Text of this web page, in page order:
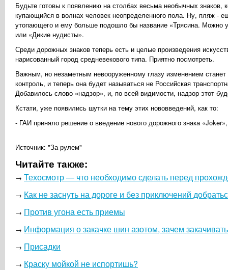
Будьте готовы к появлению на столбах весьма необычных
купающийся в волнах человек неопределенного пола. Ну, пляж -
утопающего и ему больше подошло бы название «Трясина. Можно
или «Дикие нудисты».
Среди дорожных знаков теперь есть и целые произведения
нарисованный город средневекового типа. Приятно посмотреть.
Важным, но незаметным невооруженному глазу изменением
контроль, и теперь она будет называться не Российская
Добавилось слово «надзор», и, по всей видимости, надзор этот
Кстати, уже появились шутки на тему этих нововведений, как то:
- ГАИ приняло решение о введение нового дорожного знака
Источник: "За рулем"
Читайте также:
→ Техосмотр — что необходимо сделать перед
→ Как не заснуть на дороге и без приключений
→ Против угона есть приемы
→ Информация о закачке шин азотом, зачем
→ Присадки
→ Краску мойкой не испортишь?